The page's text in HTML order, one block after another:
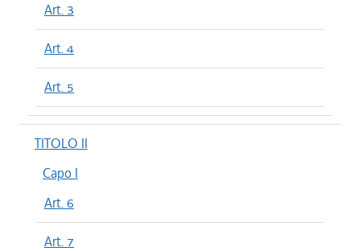
Art. 3
Art. 4
Art. 5
TITOLO II
Capo I
Art. 6
Art. 7